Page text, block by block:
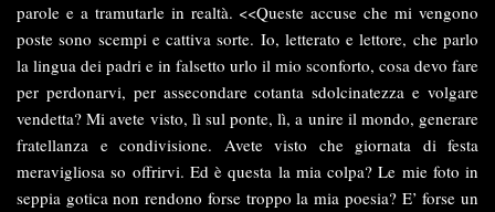
parole e a tramutarle in realtà. <<Queste accuse che mi vengono
poste sono scempi e cattiva sorte. Io, letterato e lettore, che parlo
la lingua dei padri e in falsetto urlo il mio sconforto, cosa devo fare
per perdonarvi, per assecondare cotanta sdolcinatezza e volgare
vendetta? Mi avete visto, lì sul ponte, lì, a unire il mondo, generare
fratellanza e condivisione. Avete visto che giornata di festa
meravigliosa so offrirvi. Ed è questa la mia colpa? Le mie foto in
seppia gotica non rendono forse troppo la mia poesia? E’ forse un